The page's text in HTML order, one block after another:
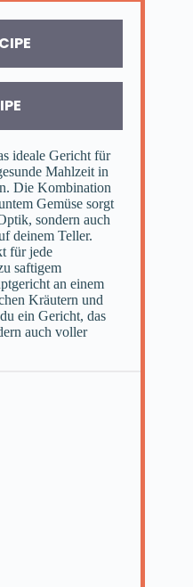
ideale Gericht für
Mahlzeit in
Die Kombination
Gemüse sorgt
sondern auch
deinem Teller.
für jede
saftigem
an einem
Kräutern und
ein Gericht, das
auch voller